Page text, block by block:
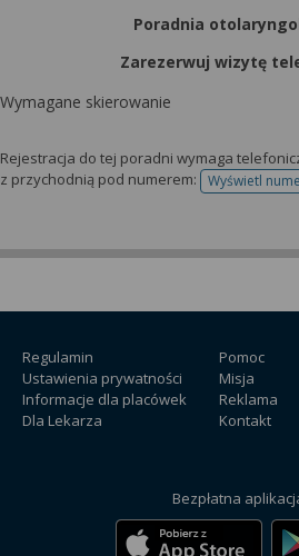
Poradnia
Zarezerwuj wizytę
Wymagane skierowanie
Rejestracja do tej poradni wymaga
z przychodnią pod numerem:
Wyświetl
Regulamin
Ustawienia prywatności
Informacje dla placówek
Dla Lekarza
Pomoc
Misja
Reklama
Kontakt
Bezpłatna